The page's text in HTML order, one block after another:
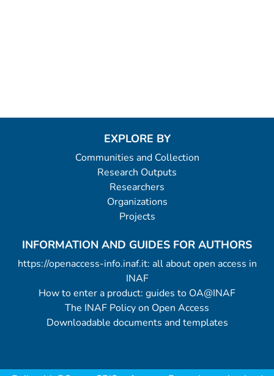
EXPLORE BY
Communities and Collection
Research Outputs
Researchers
Organizations
Projects
INFORMATION AND GUIDES FOR AUTHORS
https://openaccess-info.inaf.it: all about open access in
INAF
How to enter a product: guides to OA@INAF
The INAF Policy on Open Access
Downloadable documents and templates